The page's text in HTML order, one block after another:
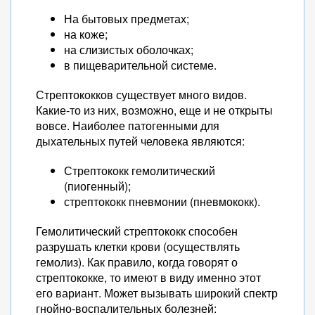
На бытовых предметах;
на коже;
на слизистых оболочках;
в пищеварительной системе.
Стрептококков существует много видов.
Какие-то из них, возможно, еще и не открыты
вовсе. Наиболее патогенными для
дыхательных путей человека являются:
Стрептококк гемолитический
(пиогенный);
стрептококк пневмонии (пневмококк).
Гемолитический стрептококк способен
разрушать клетки крови (осуществлять
гемолиз). Как правило, когда говорят о
стрептококке, то имеют в виду именно этот
его вариант. Может вызывать широкий спектр
гнойно-воспалительных болезней: